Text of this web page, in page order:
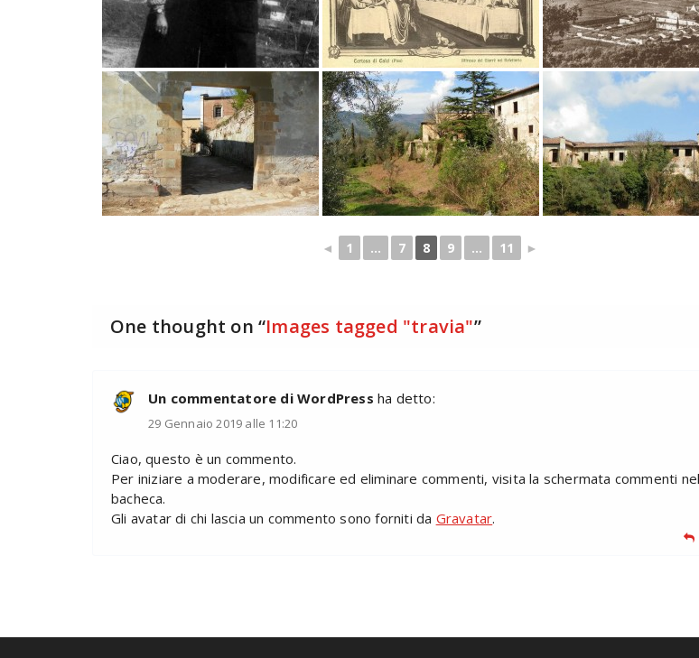
◄ 1 ... 7 8 9 ... 11 ►
One thought on “Images tagged "travia"”
Un commentatore di WordPress ha detto:
29 Gennaio 2019 alle 11:20
Ciao, questo è un commento.
Per iniziare a moderare, modificare ed eliminare commenti, visita la schermata commenti
bacheca.
Gli avatar di chi lascia un commento sono forniti da Gravatar.